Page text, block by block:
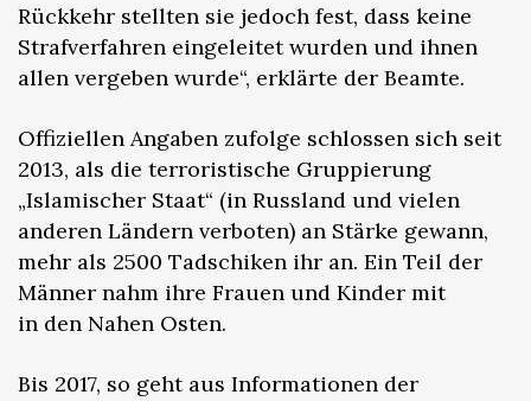
Rückkehr stellten sie jedoch fest, dass keine
Strafverfahren eingeleitet wurden und ihnen
allen vergeben wurde“, erklärte der Beamte.
Offiziellen Angaben zufolge schlossen sich seit
2013, als die terroristische Gruppierung
„Islamischer Staat“ (in Russland und vielen
anderen Ländern verboten) an Stärke gewann,
mehr als 2500 Tadschiken ihr an. Ein Teil der
Männer nahm ihre Frauen und Kinder mit
in den Nahen Osten.
Bis 2017, so geht aus Informationen der